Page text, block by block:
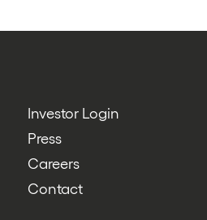
Investor Login
Press
Careers
Contact